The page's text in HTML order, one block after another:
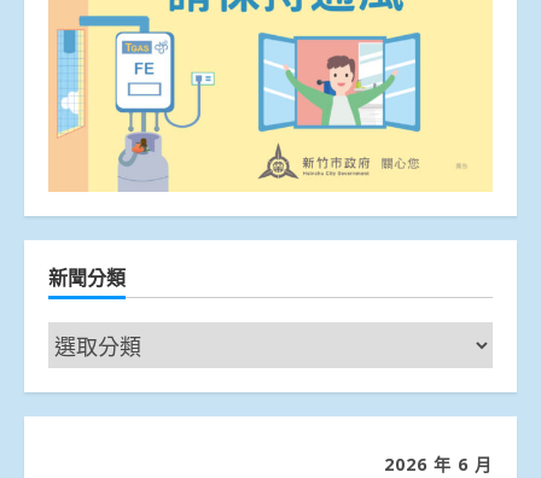
新聞分類
新
聞
分
2026 年 6 月